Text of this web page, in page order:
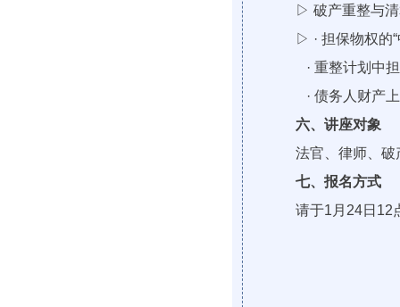
▷ 破产重整与
▷ · 担保物权的
· 重整计划中
· 债务人财产
六、讲座对象
法官、律师、
七、报名方式
请于1月24日12